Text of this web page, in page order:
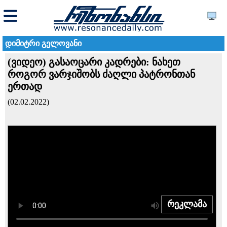
დიმიტრი გელოვანი
(ვიდეო) გასაოცარი კადრები: ნახეთ
როგორ ვარჯიშობს ძაღლი პატრონთან
ერთად
(02.02.2022)
რეკლამა